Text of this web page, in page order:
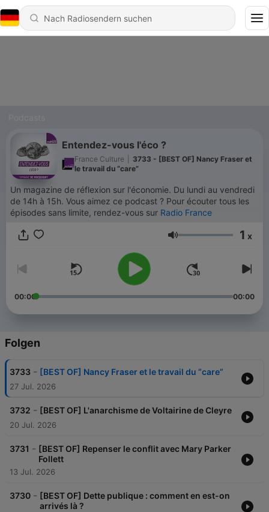
Entendez-vous l'éco ?
France Culture
3733 - [BEST OF] Nancy Fraser et
le travail du “care”
Un magazine de réflexion sur l'économie. Du lundi au vendredi
de 14h à 15h. Vous aimez ce podcast ? Pour écouter tous les
épisodes sans limite, rendez-vous sur Radio France
Lautstärke 1 x
00:00 00:00
Folgen
3733 - [BEST OF] Nancy Fraser et le travail du “care”
27 Jul. 2026
3732 - [BEST OF] L'anarchisme de Voltairine de Cleyre
20 Jul. 2026
3731 - [BEST OF] Repenser le conflit avec Mary Parker
Follett
13 Jul. 2026
3730 - [BEST OF] Dette publique : comment en est-on
arrivés là ?